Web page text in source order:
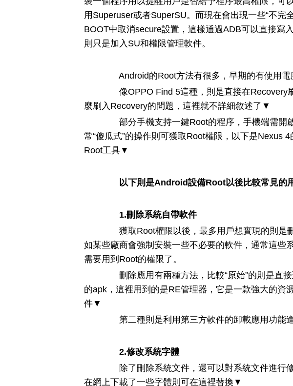
用Superuser或者SuperSU。而現在會出現一些“不完
BOOT中取消secure設置，這樣通過ADB可以直接寫
則只是加入SU和權限管理軟件。
Android的Root方法有很多，早期的有使用電
像OPPO Find 5這種，則是直接在Recovery
麼刷入Recovery的問題，這裡就不詳細敘述了▼
部分手機支持一鍵Root的程序，手機端需開
常“傻瓜式”的操作則可獲取Root權限，以下是Nexus
Root工具▼
以下則是Android設備Root以後比較常見的
1.刪除系統自帶軟件
獲取Root權限以後，最多用戶想實現的則是
如某些廠商會強制安裝一些不必要的軟件，通常這些
需要用到Root的權限了。
刪除應用有兩種方法，比較“原始”的則是直接
的apk，這裡用到的是RE管理器，它是一款強大的資
件▼
第二種則是利用第三方軟件的卸載應用功能
2.修改系統字體
除了刪除系統文件，還可以對系統文件進行修
在網上下載了一些字體則可在這裡替換▼